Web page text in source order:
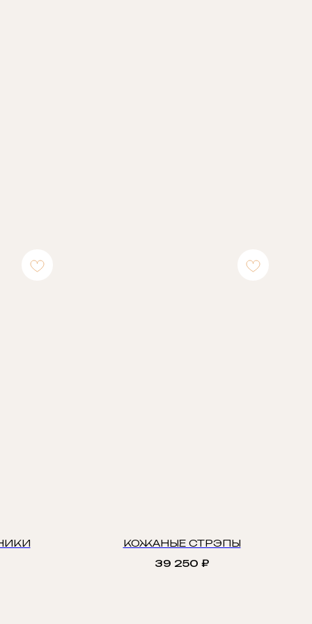
КОЖАНЫЕ СТРЭПЫ
39 250 ₽